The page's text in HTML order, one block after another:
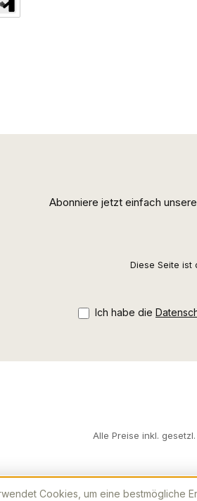
Abonniere jetzt einfach
Diese Seite ist
Ich habe die
Alle Preise inkl.
anzeigen
Cookies, um eine bestmögliche